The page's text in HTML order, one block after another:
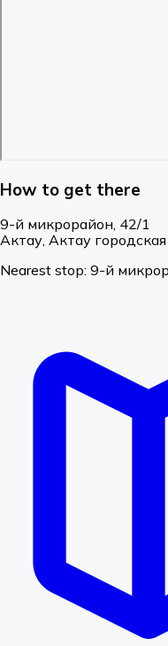
How to get there
9-й микрорайон, 42/1
Актау, Актау
Nearest stop: 9-й